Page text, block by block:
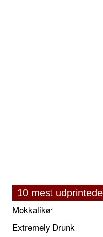
10 mest udprintede
Mokkalikør
Extremely Drunk